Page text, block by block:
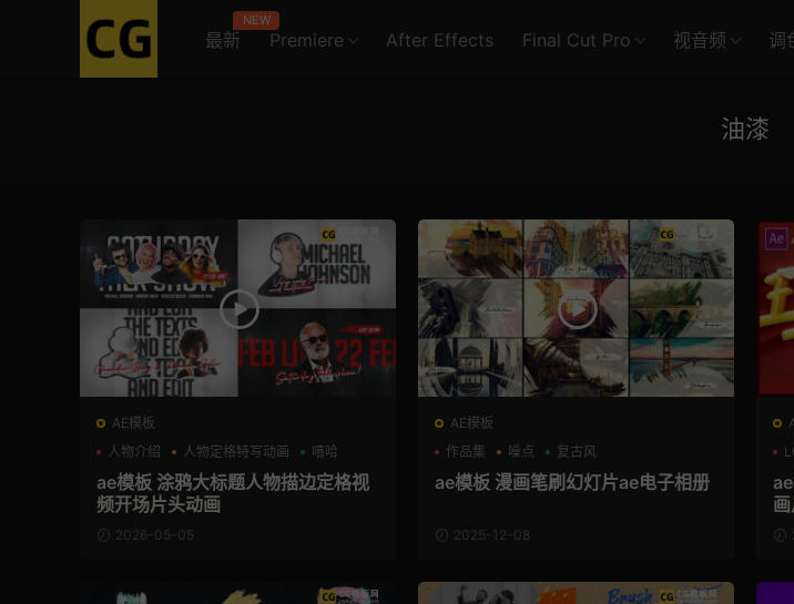
最新
NEW
Premiere After Effects Final Cut Pro 视音频 调
油漆
AE模板
人物介绍
人物定格特写动画 嘻哈
ae模板 涂鸦大标题人物描边定格视
频开场片头动画
2026-05-05
AE模板
作品集
噪点 复古风
ae模板 漫画笔刷幻灯片ae电子相册
2025-12-08